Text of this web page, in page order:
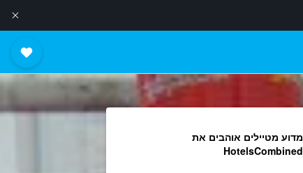
מדוע מטיילים אוהבים את
HotelsCombined